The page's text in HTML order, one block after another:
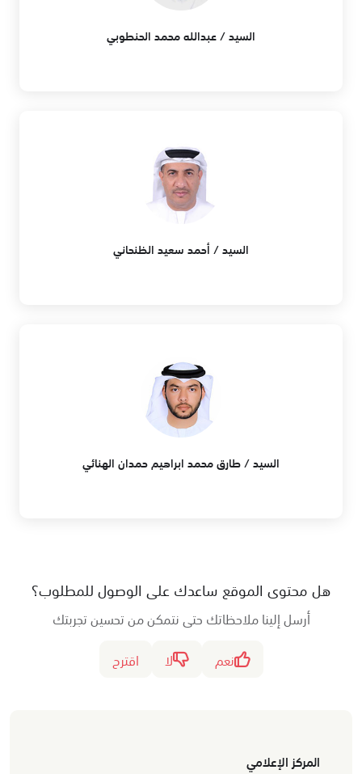
السيد / عبدالله محمد الحنطوبي
السيد / أحمد سعيد الظنحاني
السيد / طارق محمد ابراهيم حمدان الهنائي
هل محتوى الموقع ساعدك على الوصول للمطلوب؟
أرسل إلينا ملاحظاتك حتى نتمكن من تحسين تجربتك
نعم
لا اقترح
المركز الإعلامي